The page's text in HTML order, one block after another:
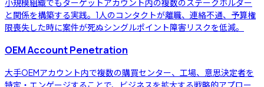
と関係を構築する実践。1人のコンタクトが離職、連絡不通、予算権
限喪失した時に案件が死ぬシングルポイント障害リスクを低減。
OEM Account Penetration
大手OEMアカウント内で複数の購買センター、工場、意思決定者を
特定・エンゲージすることで、ビジネスを拡大する戦略的アプロー